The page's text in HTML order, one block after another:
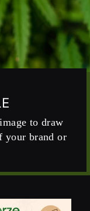
to draw
your brand or